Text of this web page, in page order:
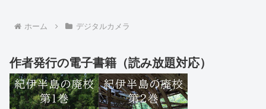
ホーム デジタルカメラ
作者発行の電子書籍（読み放題対応）